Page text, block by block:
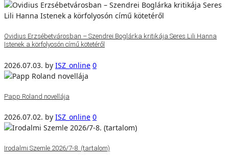
Ovidius Erzsébetvárosban – Szendrei Boglárka kritikája Seres Lili Hanna
Istenek a körfolyosón című kötetéről
2026.07.03. by ISZ_online 0
Papp Roland novellája
2026.07.02. by ISZ_online 0
Irodalmi Szemle 2026/7-8. (tartalom)